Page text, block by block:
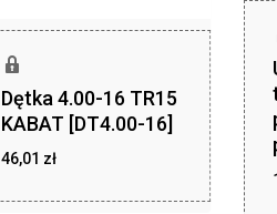
Dętka 4.00-16 TR15
KABAT [DT4.00-16]
46,01 zł